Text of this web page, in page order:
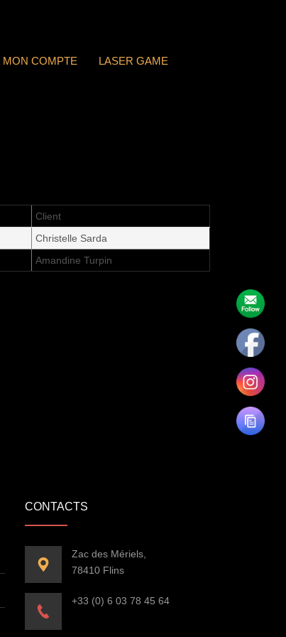
MON COMPTE LASER GAME
Client
Christelle Sarda
Amandine Turpin
CONTACTS
Zac des Mériels,
78410 Flins
+33 (0) 6 03 78 45 64